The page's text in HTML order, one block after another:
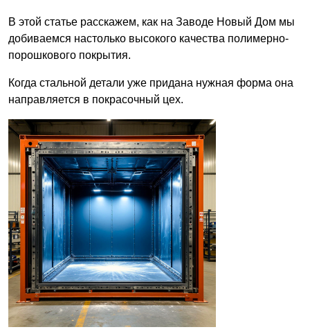
В этой статье расскажем, как на Заводе Новый Дом мы
добиваемся настолько высокого качества полимерно-
порошкового покрытия.
Когда стальной детали уже придана нужная форма она
направляется в покрасочный цех.